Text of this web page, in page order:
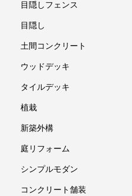
目隠しフェンス
目隠し
土間コンクリート
ウッドデッキ
タイルデッキ
植栽
新築外構
庭リフォーム
シンプルモダン
コンクリート舗装